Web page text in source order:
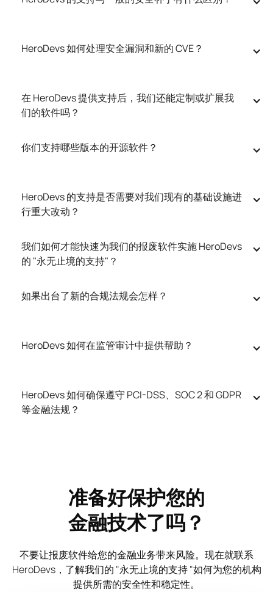
HeroDevs 如何处理安全漏洞和新的 CVE？
在 HeroDevs 提供支持后，我们还能定制或扩展我
们的软件吗？
你们支持哪些版本的开源软件？
HeroDevs 的支持是否需要对我们现有的基础设施进
行重大改动？
我们如何才能快速为我们的报废软件实施 HeroDevs
的 "永无止境的支持"？
如果出台了新的合规法规会怎样？
HeroDevs 如何在监管审计中提供帮助？
HeroDevs 如何确保遵守 PCI-DSS、SOC 2 和 GDPR
等金融法规？
准备好保护您的
金融技术了吗？
不要让报废软件给您的金融业务带来风险。现在就联系
HeroDevs，了解我们的 "永无止境的支持 "如何为您的机构
提供所需的安全性和稳定性。